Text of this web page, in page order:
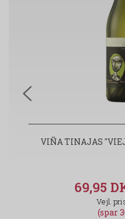
VIÑA TINAJAS
69,95
(spar